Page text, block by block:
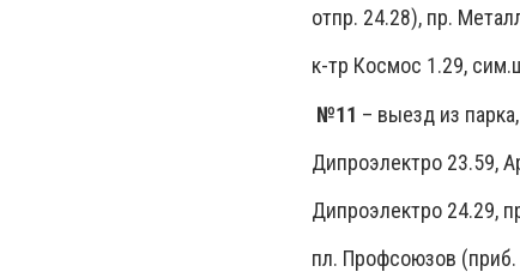
отпр. 24.28), пр.
к-тр Космос 1.29,
№11 – выезд из
Дипроэлектро 23.59,
Дипроэлектро 24.29,
пл. Профсоюзов (приб.